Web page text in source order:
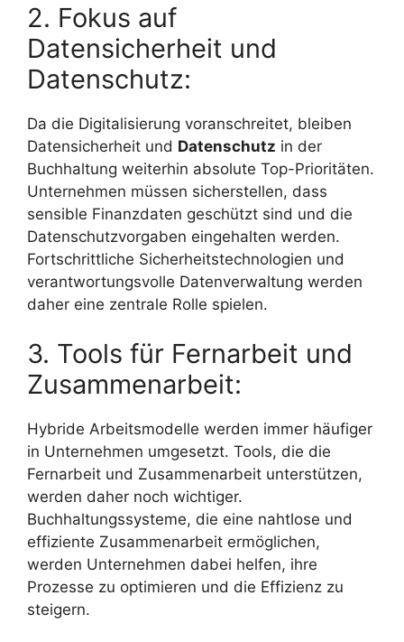
2. Fokus auf
Datensicherheit und
Datenschutz:
Da die Digitalisierung voranschreitet, bleiben
Datensicherheit und Datenschutz in der
Buchhaltung weiterhin absolute Top-Prioritäten.
Unternehmen müssen sicherstellen, dass
sensible Finanzdaten geschützt sind und die
Datenschutzvorgaben eingehalten werden.
Fortschrittliche Sicherheitstechnologien und
verantwortungsvolle Datenverwaltung werden
daher eine zentrale Rolle spielen.
3. Tools für Fernarbeit und
Zusammenarbeit:
Hybride Arbeitsmodelle werden immer häufiger
in Unternehmen umgesetzt. Tools, die die
Fernarbeit und Zusammenarbeit unterstützen,
werden daher noch wichtiger.
Buchhaltungssysteme, die eine nahtlose und
effiziente Zusammenarbeit ermöglichen,
werden Unternehmen dabei helfen, ihre
Prozesse zu optimieren und die Effizienz zu
steigern.